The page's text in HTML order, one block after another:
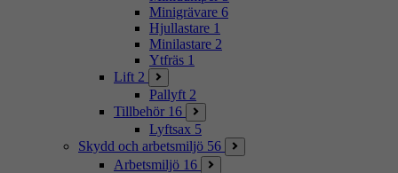
Minigrävare 6
Hjullastare 1
Minilastare 2
Ytfräs 1
Lift 2
Pallyft 2
Tillbehör 16
Lyftsax 5
Skydd och arbetsmiljö 56
Arbetsmiljö 16